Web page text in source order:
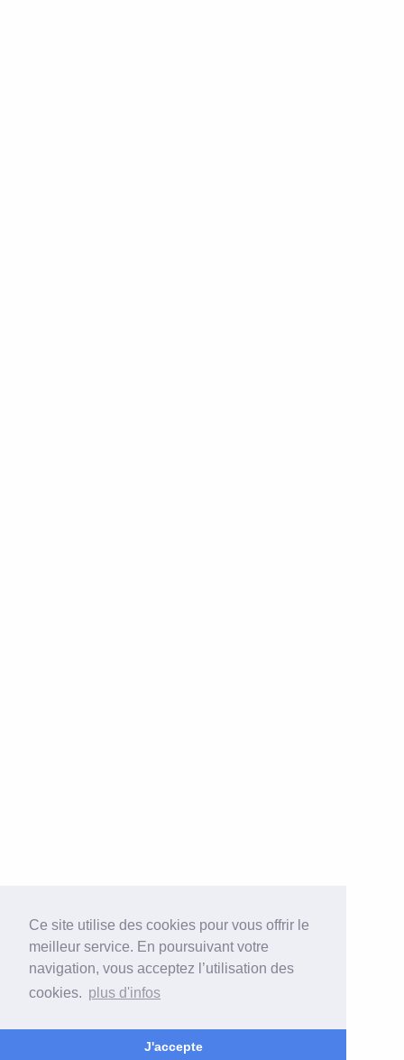
Ce site utilise des cookies pour vous offrir le
meilleur service. En poursuivant votre
navigation, vous acceptez l’utilisation des
cookies. plus d'infos
J'accepte